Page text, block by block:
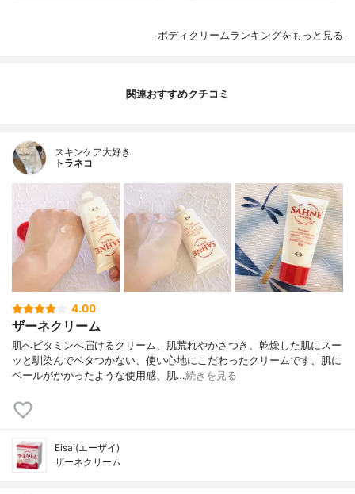
ボディクリームランキングをもっと見る
関連おすすめクチコミ
スキンケア大好き
トラネコ
4.00
ザーネクリーム
肌へビタミンへ届けるクリーム、肌荒れやかさつき、乾燥した肌にスー
ッと馴染んでベタつかない、使い心地にこだわったクリームです、肌に
ベールがかかったような使用感、肌…続きを見る
Eisai(エーザイ)
ザーネクリーム